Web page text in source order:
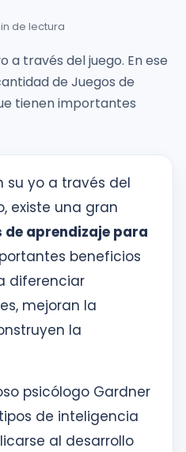
de lectura
a través del juego. En ese
de Juegos de
tienen importantes
su yo a través del
existe una gran
de aprendizaje para
beneficios
diferenciar
mejoran la
la
psicólogo Gardner
de inteligencia
al desarrollo